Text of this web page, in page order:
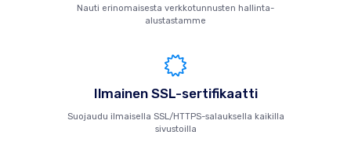
Nauti erinomaisesta verkkotunnusten hallinta-
alustastamme
Ilmainen SSL-sertifikaatti
Suojaudu ilmaisella SSL/HTTPS-salauksella kaikilla
sivustoilla